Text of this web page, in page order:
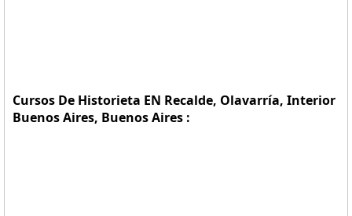
Cursos De Historieta EN Recalde, Olavarría, Interior
Buenos Aires, Buenos Aires :